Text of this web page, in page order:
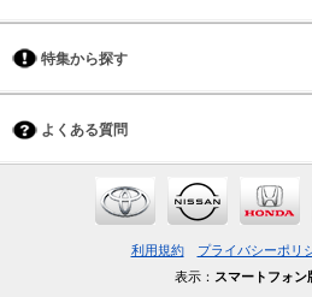
特集から探す
よくある質問
利用規約 プライバシーポリ
表示： スマートフォン